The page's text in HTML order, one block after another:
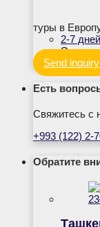
туры в
2-7 дней
Send inquiry
Есть
Свяжитесь с
+993 (122) 2-
Обратите